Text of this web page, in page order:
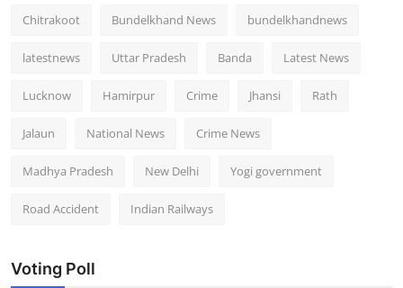
Chitrakoot Bundelkhand News bundelkhandnews
latestnews Uttar Pradesh Banda Latest News
Lucknow Hamirpur Crime Jhansi Rath
Jalaun National News Crime News
Madhya Pradesh New Delhi Yogi government
Road Accident Indian Railways
Voting Poll